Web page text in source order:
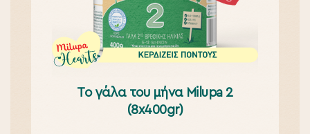
To γάλα του μήνα Milupa 2
(8x400gr)